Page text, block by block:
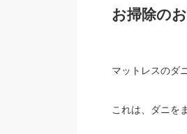
お掃除の
マットレスのダ
これは、ダニを